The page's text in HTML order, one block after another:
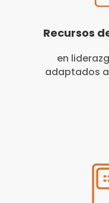
Recursos
en
adaptados